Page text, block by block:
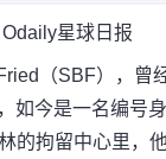
星球日报
（SBF），曾
如今是一名编号
的拘留中心里，